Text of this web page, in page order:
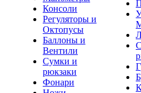
Консоли
Регуляторы и
Октопусы
Баллоны и
Вентили
Сумки и
рюкзаки
Фонари